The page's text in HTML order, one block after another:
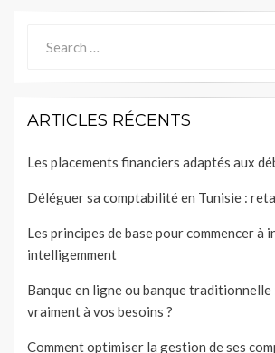
for:
ARTICLES RÉCENTS
Les placements financiers adaptés aux
Déléguer sa comptabilité en Tunisie :
Les principes de base pour commencer à
intelligemment
Banque en ligne ou banque traditionnelle
vraiment à vos besoins ?
Comment optimiser la gestion de ses